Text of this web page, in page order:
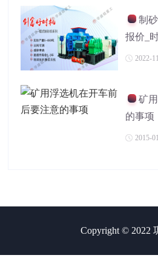
制
报价_
2022-
矿
的事项
2015-
Copyright © 2022